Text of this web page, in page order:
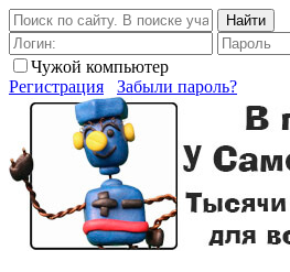
Найти
Чужой компьютер
Регистрация
Забыли пароль?